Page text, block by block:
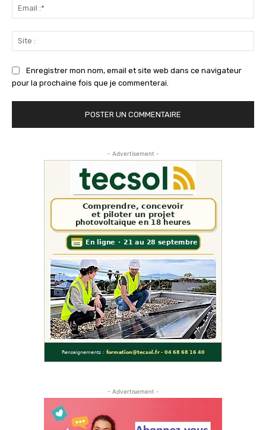
Enregistrer mon nom, email et site web dans ce navigateur
pour la prochaine fois que je commenterai.
- Advertisement -
- Advertisement -